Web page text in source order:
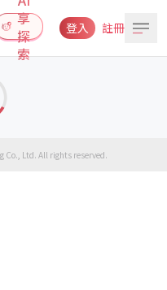
享
探
索
登入 註冊
Ltd. All rights reserved.